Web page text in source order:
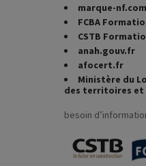
marque-nf.com
FCBA
CSTB
anah.gouv.fr
afocert.fr
Ministère du
des territoires et
besoin